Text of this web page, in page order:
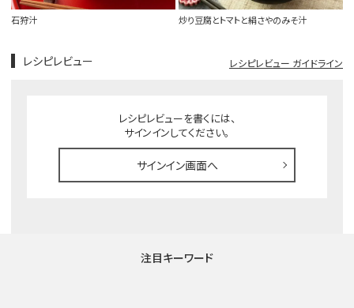
石狩汁 炒り豆腐とトマトと絹さやのみそ汁
レシピレビュー レシピレビュー ガイドライン
レシピレビューを書くには、
サインインしてください。
サインイン画面へ
注目キーワード